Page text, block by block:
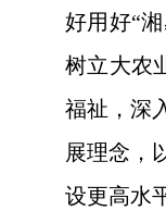
好用好“
树立大农
福祉，深
展理念，
设更高水